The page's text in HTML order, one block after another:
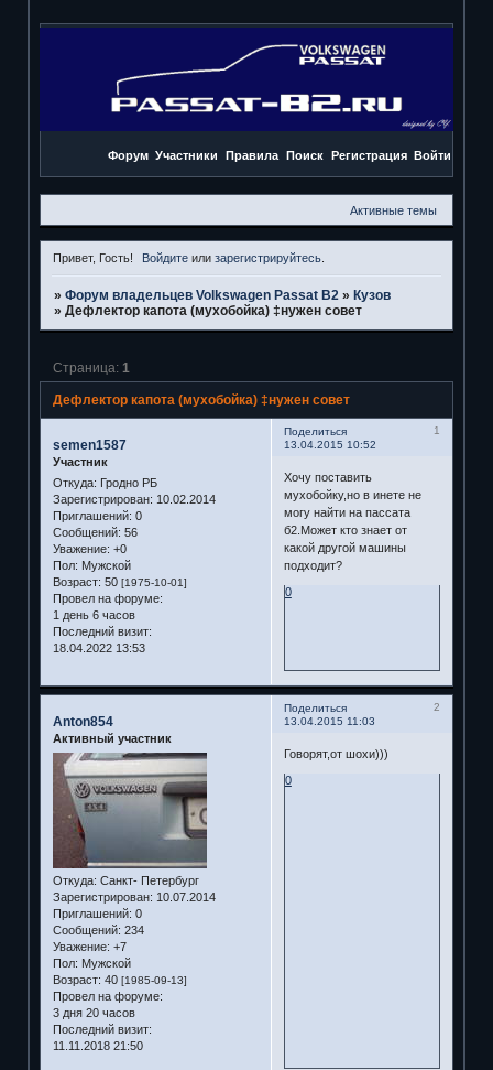
Форум Участники Правила Поиск Регистрация Войти
Активные темы
Привет, Гость! Войдите илизарегистрируйтесь
» Форум владельцев Volkswagen Passat B2 » Кузов
» Дефлектор капота (мухобойка) ‡нужен совет
Дефлектор капота (мухобойка) ‡нужен совет
Страница: 1
Поделиться
1
13.04.2015 10:52
semen1587
Участник
Откуда: Гродно РБ
Зарегистрирован: 10.02.2014
Приглашений: 0
Сообщений: 56
Уважение: +0
Пол: Мужской
Возраст: 50 [1975-10-01]
Провел на форуме:
1 день 6 часов
Последний визит:
18.04.2022 13:53
Хочу поставить
мухобойку,но в инете не
могу найти на пассата
б2.Может кто знает от
какой другой машины
подходит?
0
Поделиться
2
13.04.2015 11:03
Anton854
Активный участник
Откуда: Санкт- Петербург
Зарегистрирован: 10.07.2014
Приглашений: 0
Сообщений: 234
Уважение: +7
Пол: Мужской
Возраст: 40 [1985-09-13]
Провел на форуме:
3 дня 20 часов
Последний визит:
11.11.2018 21:50
Говорят,от шохи)))
0